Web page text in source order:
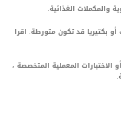
والمكملات الغذائية.
بكتيريا قد تكون متورطة. اقرا
الاختبارات المعملية المتخصصة ،